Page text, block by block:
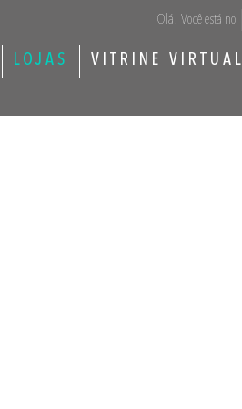
Olá! Você está no
LOJAS VITRINE VIRTUAL